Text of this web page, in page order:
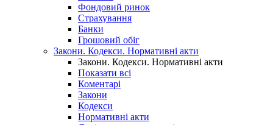
Фондовий ринок
Страхування
Банки
Грошовий обіг
Закони. Кодекси. Нормативні акти
Закони. Кодекси. Нормативні акти
Показати всі
Коментарі
Закони
Кодекси
Нормативні акти